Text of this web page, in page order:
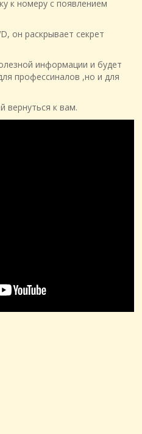
к номеру с появлением
он раскрывает секрет
информации и будет
профессиналов ,но и для
вернуться к вам.